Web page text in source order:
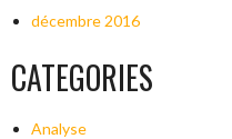
décembre 2016
CATEGORIES
Analyse